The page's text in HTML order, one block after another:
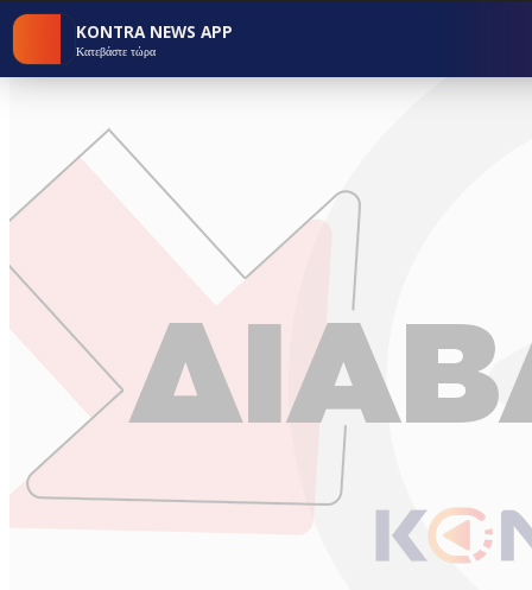
KONTRA NEWS APP
Κατεβάστε τώρα